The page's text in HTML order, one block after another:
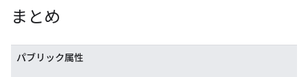
まとめ
パブリック属性